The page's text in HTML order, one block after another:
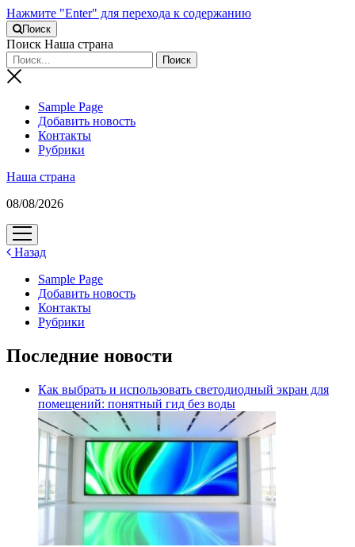
Нажмите "Enter" для перехода к содержанию
Поиск
Поиск Наша страна
Sample Page
Добавить новость
Контакты
Рубрики
Наша страна
08/08/2026
открыть
меню
Назад
Sample Page
Добавить новость
Контакты
Рубрики
Последние новости
Как выбрать и использовать светодиодный экран для
помещений: понятный гид без воды